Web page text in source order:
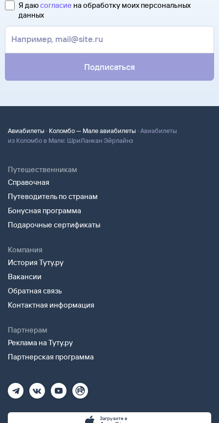
Я даюсогласие на обработку моих персональных
данных
Подписаться
Авиабилеты · Коломбо — Мале авиабилеты ·Авиабилеты
из Коломбо в Мале: ШриЛанкан Эйрлайнз
Путешественникам
Справочная
Путеводитель по странам
Бонусная программа
Подарочные сертификаты
Компания
История Туту.ру
Вакансии
Обратная связь
Контактная информация
Партнерам
Реклама на Туту.ру
Партнерская программа
Загрузите в